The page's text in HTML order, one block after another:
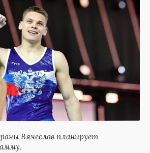
Вячеслав планирует